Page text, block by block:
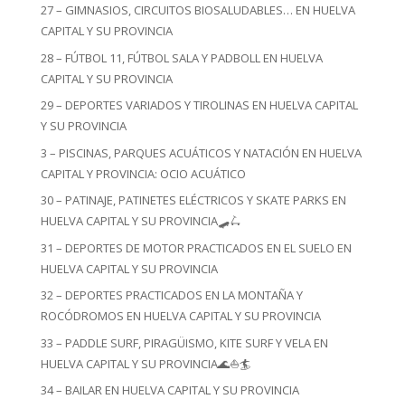
27 – GIMNASIOS, CIRCUITOS BIOSALUDABLES… EN HUELVA
CAPITAL Y SU PROVINCIA
28 – FÚTBOL 11, FÚTBOL SALA Y PADBOLL EN HUELVA
CAPITAL Y SU PROVINCIA
29 – DEPORTES VARIADOS Y TIROLINAS EN HUELVA CAPITAL
Y SU PROVINCIA
3 – PISCINAS, PARQUES ACUÁTICOS Y NATACIÓN EN HUELVA
CAPITAL Y PROVINCIA: OCIO ACUÁTICO
30 – PATINAJE, PATINETES ELÉCTRICOS Y SKATE PARKS EN
HUELVA CAPITAL Y SU PROVINCIA🛹🛴
31 – DEPORTES DE MOTOR PRACTICADOS EN EL SUELO EN
HUELVA CAPITAL Y SU PROVINCIA
32 – DEPORTES PRACTICADOS EN LA MONTAÑA Y
ROCÓDROMOS EN HUELVA CAPITAL Y SU PROVINCIA
33 – PADDLE SURF, PIRAGÜISMO, KITE SURF Y VELA EN
HUELVA CAPITAL Y SU PROVINCIA🌊⛵🏄
34 – BAILAR EN HUELVA CAPITAL Y SU PROVINCIA